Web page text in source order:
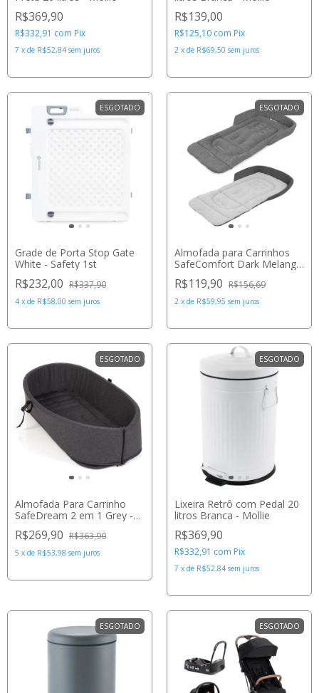
R$369,90
R$332,91 com Pix
7 x de R$52,84 sem juros
R$139,00
R$125,10 com Pix
2 x de R$69,50 sem juros
ESGOTADO
Grade de Porta Stop Gate
White - Safety 1st
R$232,00 R$337,90
4 x de R$58,00 sem juros
ESGOTADO
Almofada para Carrinhos
SafeComfort Dark Melange
1st
R$119,90 R$156,69
2 x de R$59,95 sem juros
ESGOTADO
Almofada Para Carrinho
SafeDream 2 em 1 Grey -
R$269,90 R$363,90
5 x de R$53,98 sem juros
ESGOTADO
Lixeira Retrô com Pedal 20
litros Branca - Mollie
R$369,90
R$332,91 com Pix
7 x de R$52,84 sem juros
ESGOTADO ESGOTADO